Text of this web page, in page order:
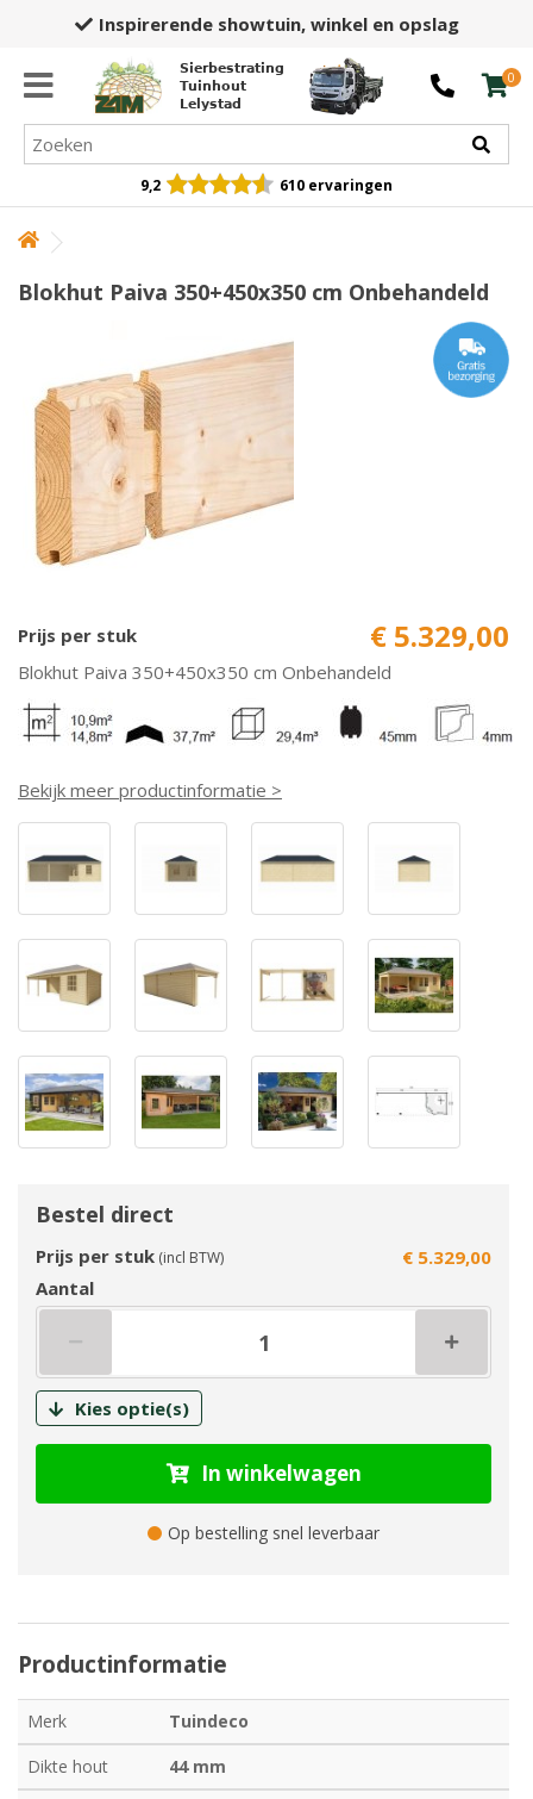
45+ jaar ervaring én expertise
Sierbestrating
Tuinhout
Lelystad
0
9,2 610 ervaringen
Blokhut Paiva 350+450x350 cm Onbehandeld
Prijs per stuk € 5.329,00
Blokhut Paiva 350+450x350 cm Onbehandeld
Bekijk meer productinformatie >
Bestel direct
Prijs per stuk (incl BTW)
€ 5.329,00
Aantal
Kies optie(s)
In winkelwagen
Op bestelling snel leverbaar
Productinformatie
Merk
Tuindeco
Dikte hout
44 mm